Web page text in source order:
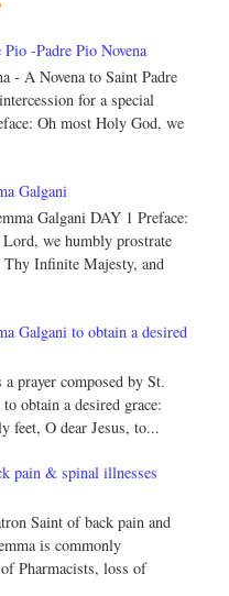
Pio -Padre Pio Novena
- A Novena to Saint Padre
for a special
Oh most Holy God, we
Galgani
Galgani DAY 1 Preface:
we humbly prostrate
Thy Infinite Majesty, and
Galgani to obtain a desired
prayer composed by St.
obtain a desired grace:
feet, O dear Jesus, to...
pain & spinal illnesses
Saint of back pain and
is commonly
Pharmacists, loss of